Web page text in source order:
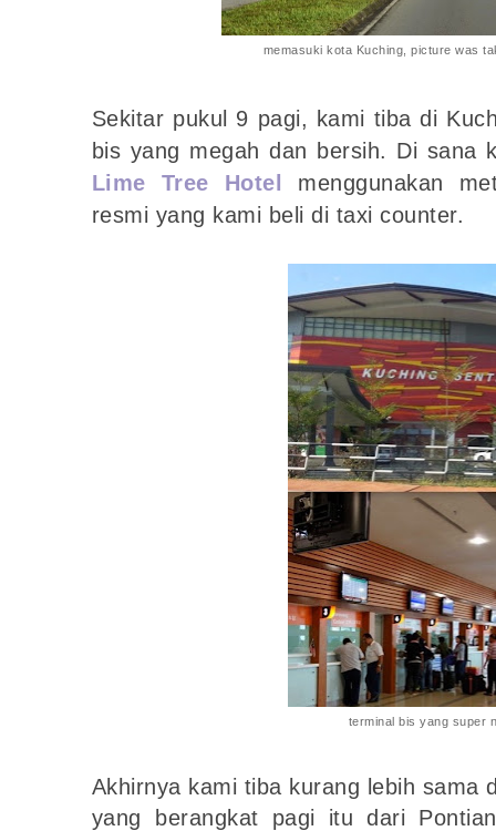
memasuki kota Kuching, picture was
Sekitar pukul 9 pagi, kami tiba di
bis yang megah dan bersih. Di sana
Lime Tree Hotel
menggunakan
resmi yang kami beli di taxi counter.
terminal bis yang super
Akhirnya kami tiba kurang lebih sama
yang berangkat pagi itu dari